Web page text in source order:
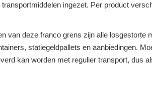
ingezet. Per product
van deze franco grens zijn alle losgestorte
statiegeldpallets en aanbiedingen.
kan worden met regulier transport, dus